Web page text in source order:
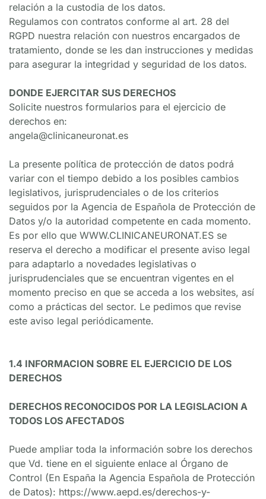
relación a la custodia de los datos.
Regulamos con contratos conforme al art. 28 del
RGPD nuestra relación con nuestros encargados de
tratamiento, donde se les dan instrucciones y medidas
para asegurar la integridad y seguridad de los datos.
DONDE EJERCITAR SUS DERECHOS
Solicite nuestros formularios para el ejercicio de
derechos en:
angela@clinicaneuronat.es
La presente política de protección de datos podrá
variar con el tiempo debido a los posibles cambios
legislativos, jurisprudenciales o de los criterios
seguidos por la Agencia de Española de Protección de
Datos y/o la autoridad competente en cada momento.
Es por ello que WWW.CLINICANEURONAT.ES se
reserva el derecho a modificar el presente aviso legal
para adaptarlo a novedades legislativas o
jurisprudenciales que se encuentran vigentes en el
momento preciso en que se acceda a los websites, así
como a prácticas del sector. Le pedimos que revise
este aviso legal periódicamente.
1.4 INFORMACION SOBRE EL EJERCICIO DE LOS
DERECHOS
DERECHOS RECONOCIDOS POR LA LEGISLACION A
TODOS LOS AFECTADOS
Puede ampliar toda la información sobre los derechos
que Vd. tiene en el siguiente enlace al Órgano de
Control (En España la Agencia Española de Protección
de Datos): https://www.aepd.es/derechos-y-